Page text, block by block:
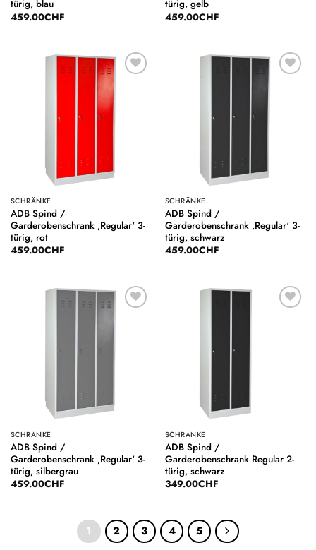
türig, blau
459.00CHF
türig, gelb
459.00CHF
Auf die
Wunschliste
SCHRÄNKE
ADB Spind /
Garderobenschrank ‚Regular‘ 3-
türig, rot
459.00CHF
Auf die
SCHRÄNKE
ADB Spind /
Garderobenschrank ‚Regular‘ 3-
türig, schwarz
459.00CHF
SCHRÄNKE
ADB Spind /
Garderobenschrank ‚Regular‘ 3-
türig, silbergrau
459.00CHF
SCHRÄNKE
ADB Spind /
Garderobenschrank Regular 2-
türig, schwarz
349.00CHF
1 2 3 4 5